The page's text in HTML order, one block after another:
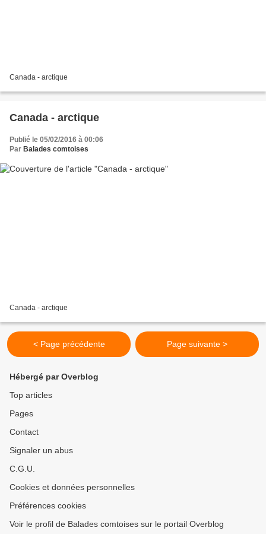
Canada - arctique
Canada - arctique
Publié le 05/02/2016 à 00:06
Par Balades comtoises
Canada - arctique
< Page précédente Page suivante >
Hébergé par Overblog
Top articles
Pages
Contact
Signaler un abus
C.G.U.
Cookies et données personnelles
Préférences cookies
Voir le profil de Balades comtoises sur le portail Overblog